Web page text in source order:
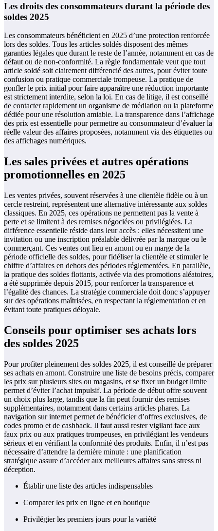
Les droits des consommateurs durant la période des
soldes 2025
Les consommateurs bénéficient en 2025 d’une protection renforcée
lors des soldes. Tous les articles soldés disposent des mêmes
garanties légales que durant le reste de l’année, notamment en cas de
défaut ou de non-conformité. La règle fondamentale veut que tout
article soldé soit clairement différencié des autres, pour éviter toute
confusion ou pratique commerciale trompeuse. La pratique de
gonfler le prix initial pour faire apparaître une réduction importante
est strictement interdite, selon la loi. En cas de litige, il est conseillé
de contacter rapidement un organisme de médiation ou la plateforme
dédiée pour une résolution amiable. La transparence dans l’affichage
des prix est essentielle pour permettre au consommateur d’évaluer la
réelle valeur des affaires proposées, notamment via des étiquettes ou
des affichages numériques.
Les sales privées et autres opérations
promotionnelles en 2025
Les ventes privées, souvent réservées à une clientèle fidèle ou à un
cercle restreint, représentent une alternative intéressante aux soldes
classiques. En 2025, ces opérations ne permettent pas la vente à
perte et se limitent à des remises négociées ou privilégiées. La
différence essentielle réside dans leur accès : elles nécessitent une
invitation ou une inscription préalable délivrée par la marque ou le
commerçant. Ces ventes ont lieu en amont ou en marge de la
période officielle des soldes, pour fidéliser la clientèle et stimuler le
chiffre d’affaires en dehors des périodes réglementées. En parallèle,
la pratique des soldes flottants, activée via des promotions aléatoires,
a été supprimée depuis 2015, pour renforcer la transparence et
l’égalité des chances. La stratégie commerciale doit donc s’appuyer
sur des opérations maîtrisées, en respectant la réglementation et en
évitant toute pratiques déloyale.
Conseils pour optimiser ses achats lors
des soldes 2025
Pour profiter pleinement des soldes 2025, il est conseillé de préparer
ses achats en amont. Construire une liste de besoins précis, comparer
les prix sur plusieurs sites ou magasins, et se fixer un budget limite
permet d’éviter l’achat impulsif. La période de début offre souvent
un choix plus large, tandis que la fin peut fournir des remises
supplémentaires, notamment dans certains articles phares. La
navigation sur internet permet de bénéficier d’offres exclusives, de
codes promo et de cashback. Il faut aussi rester vigilant face aux
faux prix ou aux pratiques trompeuses, en privilégiant les vendeurs
sérieux et en vérifiant la conformité des produits. Enfin, il n’est pas
nécessaire d’attendre la dernière minute : une planification
stratégique assure d’accéder aux meilleures affaires sans stress ni
déception.
Établir une liste des articles indispensables
Comparer les prix en ligne et en boutique
Privilégier les premiers jours pour la variété